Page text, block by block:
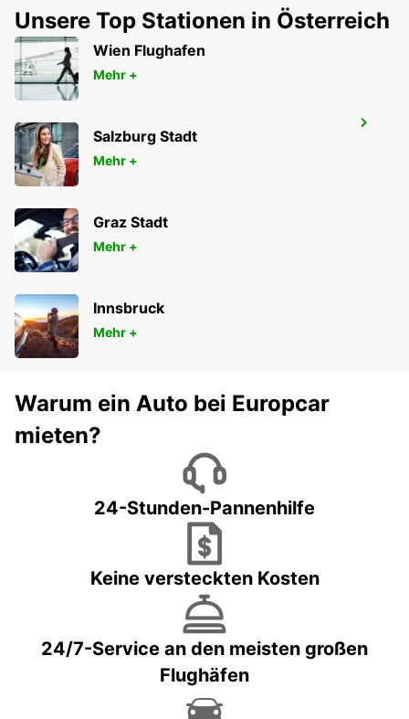
NORTHAMPTON - UNITED KINGDOM
MANCHESTER FLUGHAFEN
MANCHESTER - UNITED KINGDOM
Unsere Top Stationen in Österreich
Wien Flughafen
Mehr +
Salzburg Stadt
Mehr +
Graz Stadt
Mehr +
Innsbruck
Mehr +
Warum ein Auto bei Europcar
mieten?
24-Stunden-Pannenhilfe
Keine versteckten Kosten
24/7-Service an den meisten großen
Flughäfen